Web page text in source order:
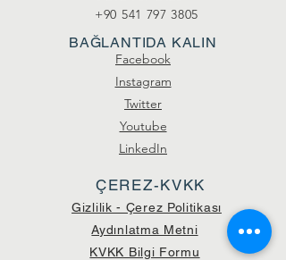
+90 541 797 3805
BAĞLANTIDA KALIN
Facebook
Instagram
Twitter
Youtube
LinkedIn
ÇEREZ-KVKK
Gizlilik - Çerez Politikası
Aydınlatma Metni
KVKK Bilgi Formu